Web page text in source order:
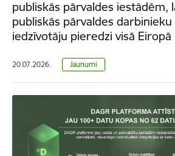
publiskās pārvaldes iestādēm,
publiskās pārvaldes
iedzīvotāju pieredzi visā Eiropā
20.07.2026. Jaunumi